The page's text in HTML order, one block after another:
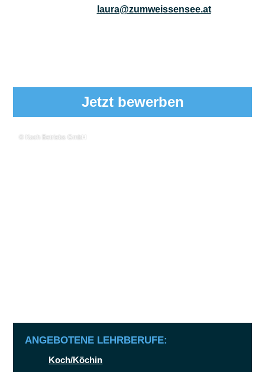
laura@zumweissensee.at
Jetzt bewerben
© Koch Betriebs GmbH
ANGEBOTENE LEHRBERUFE:
Koch/Köchin